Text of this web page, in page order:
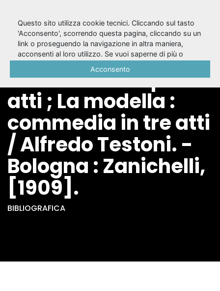
La scintilla :
commedia in quattri
atti ; La modella :
commedia in tre atti
/ Alfredo Testoni. -
Bologna : Zanichelli,
[1909].
BIBLIOGRAFICA
Questo sito utilizza cookie tecnici. Cliccando sul tasto
'Acconsento', scorrendo questa pagina, cliccando su un
link o proseguendo la navigazione in altra maniera,
acconsenti al loro utilizzo. Se vuoi saperne di più o
Acconsento